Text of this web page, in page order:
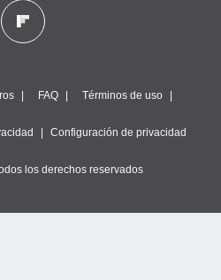
FAQ Términos de uso
Configuración de privacidad
los derechos reservados